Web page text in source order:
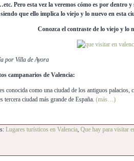
Pero esta vez la veremos cómo es por dentro
que ello implica lo viejo y lo nuevo en esta
Conozca el contraste de lo viejo y lo
por Villa de Ayora
campanarios de Valencia:
conocida como una ciudad de los antiguos palacios,
tercera ciudad más grande de España. (más…)
Lugares turísticos en Valencia, Que hay para visitar